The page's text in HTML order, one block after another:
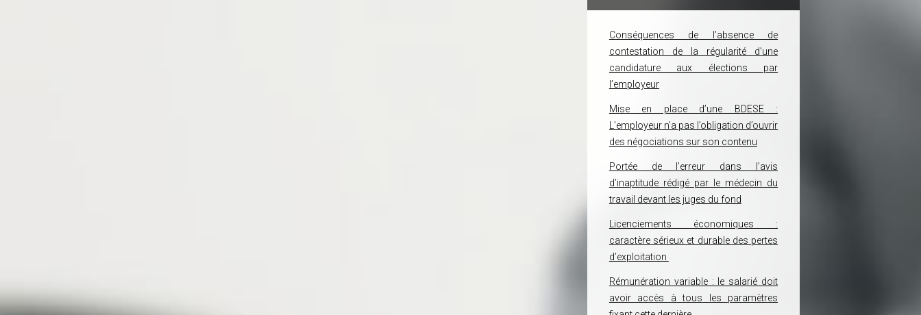
Conséquences de l’absence de
contestation de la régularité d’une
candidature aux élections par
l’employeur
Mise en place d’une BDESE :
L’employeur n’a pas l’obligation d’ouvrir
des négociations sur son contenu
Portée de l’erreur dans l’avis
d’inaptitude rédigé par le médecin du
travail devant les juges du fond
Licenciements économiques :
caractère sérieux et durable des pertes
d’exploitation
Rémunération variable : le salarié doit
avoir accès à tous les paramètres